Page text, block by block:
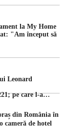
la My Home
"Am început să
Leonard
pe care l-a
din România în
cameră de hotel